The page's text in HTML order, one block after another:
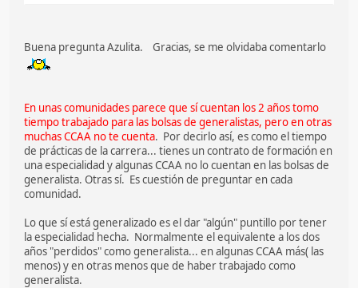
Buena pregunta Azulita. Gracias, se me olvidaba comentarlo
En unas comunidades parece que sí cuentan los 2 años tomo
tiempo trabajado para las bolsas de generalistas, pero en otras
muchas CCAA no te cuenta. Por decirlo así, es como el tiempo
de prácticas de la carrera... tienes un contrato de formación en
una especialidad y algunas CCAA no lo cuentan en las bolsas de
generalista. Otras sí. Es cuestión de preguntar en cada
comunidad.
Lo que sí está generalizado es el dar "algún" puntillo por tener
la especialidad hecha. Normalmente el equivalente a los dos
años "perdidos" como generalista... en algunas CCAA más( las
menos) y en otras menos que de haber trabajado como
generalista.